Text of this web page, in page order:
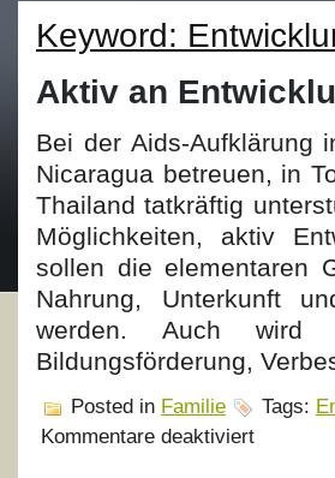
Keyword:
Aktiv an
Bei der Aids-Aufklärung
Nicaragua betreuen, in
Thailand tatkräftig
Möglichkeiten, aktiv
sollen die elementaren
Nahrung, Unterkunft
werden. Auch wird
Bildungsförderung,
Posted in Familie Tags:
Kommentare deaktiviertfür